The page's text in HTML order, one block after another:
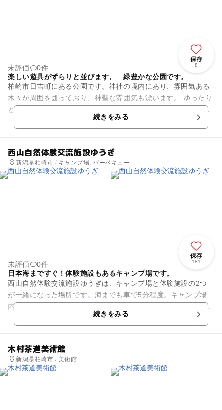
保存
8
未評価
0件
楽しい遊具がずらりと並びます。 緑豊かな公園です。
柏崎市日吉町にある公園です。神社の境内にあり、雰囲気ある
木々が周囲を囲っており、神聖な雰囲気も漂います。 ゆったり
とした園内には、ブランコや滑り台、ジャングルジムといった
ポピュラーな遊具がずら...続きをみる
西山自然体験交流施設ゆうぎ
新潟県柏崎市 / キャンプ場, バーベキュー
保存
181
未評価
0件
日本海まですぐ！体験施設もあるキャンプ場です。
西山自然体験交流施設ゆうぎは、キャンプ場と体験施設の2つ
が一緒になった場所です。海までも車で5分程度。キャンプ場
内の森林と海水浴、両方を楽しめます。 キャンプ場はオートキ
ャンプサイトとフリーサ...続きをみる
木村茶道美術館
新潟県柏崎市 / 美術館